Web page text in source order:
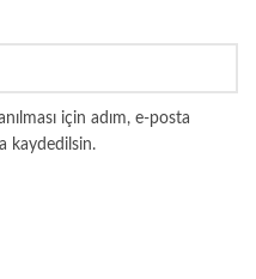
için adım, e-posta
kaydedilsin.